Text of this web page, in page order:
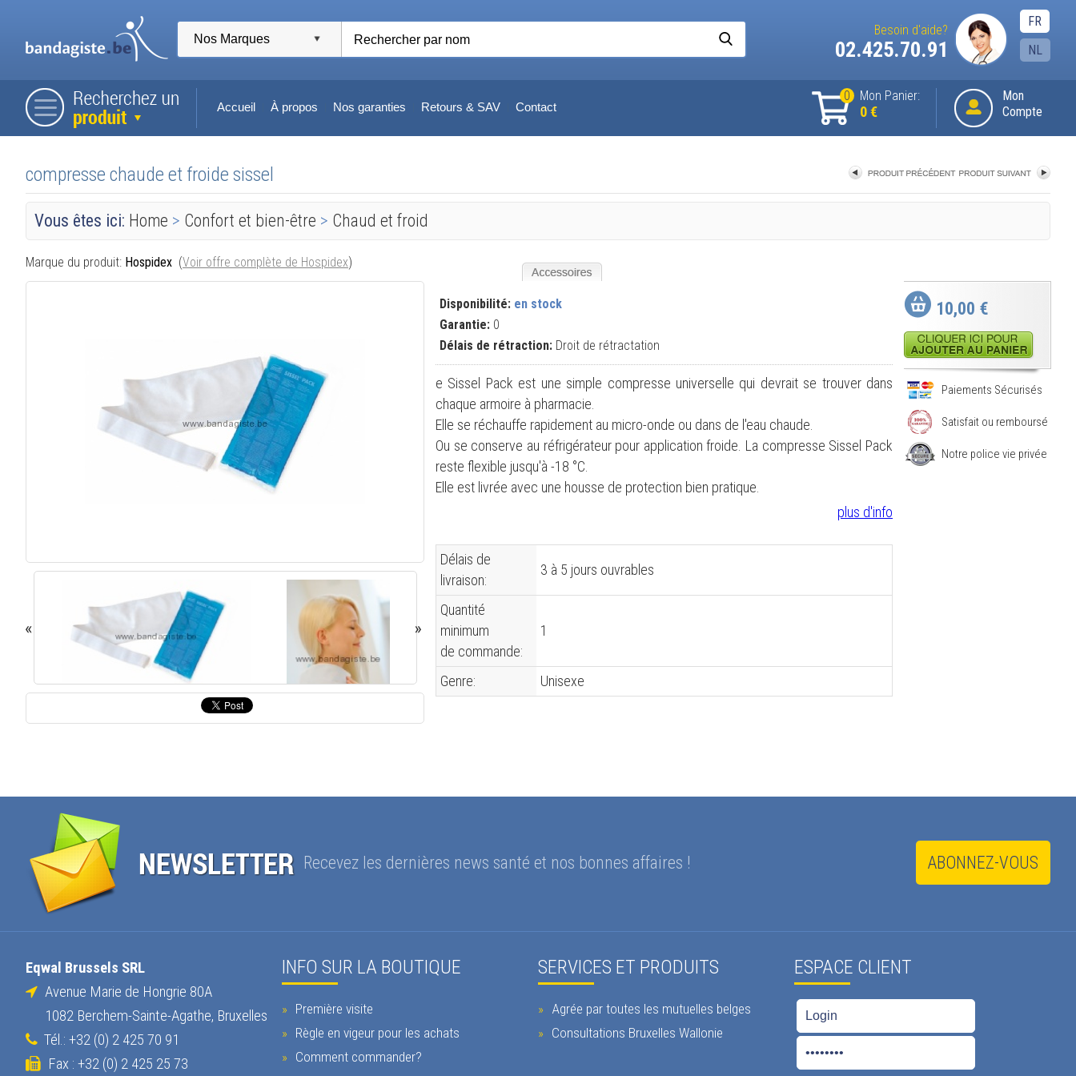
FR
NL
Besoin d'aide?
02.425.70.91
Mon
Compte
0 Mon Panier:
0 €
Accueil À propos Nos garanties Retours & SAV Contact
compresse chaude et froide sissel
Vous êtes ici: Home > Confort et bien-être > Chaud et froid
Marque du produit: Hospidex (Voir offre complète de Hospidex)
Disponibilité: en stock
Garantie: 0
Délais de rétraction: Droit de rétractation
e Sissel Pack est une simple compresse universelle qui devrait se trouver dans
chaque armoire à pharmacie.
Elle se réchauffe rapidement au micro-onde ou dans de l'eau chaude.
Ou se conserve au réfrigérateur pour application froide. La compresse Sissel Pack
reste flexible jusqu'à -18 °C.
Elle est livrée avec une housse de protection bien pratique.
plus d'info
Délais de
livraison:
3 à 5 jours ouvrables
Quantité
minimum
de commande:
1
Genre: Unisexe
10,00 €
Paiements Sécurisés
Satisfait ou remboursé
Notre police vie privée
ABONNEZ-VOUS
Recevez les dernières news santé et nos bonnes affaires !
Eqwal Brussels SRL
Avenue Marie de Hongrie 80A
1082 Berchem-Sainte-Agathe, Bruxelles
Tél.: +32 (0) 2 425 70 91
Fax : +32 (0) 2 425 25 73
INFO SUR LA BOUTIQUE
Première visite
Règle en vigeur pour les achats
Comment commander?
SERVICES ET PRODUITS
Agrée par toutes les mutuelles belges
Consultations Bruxelles Wallonie
ESPACE CLIENT